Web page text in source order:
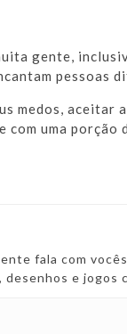
gente,
pessoas
medos, aceitar
com uma
fala com
e jogos